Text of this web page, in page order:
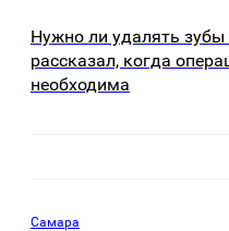
Нужно ли удалять
рассказал, когда
необходима
Самара